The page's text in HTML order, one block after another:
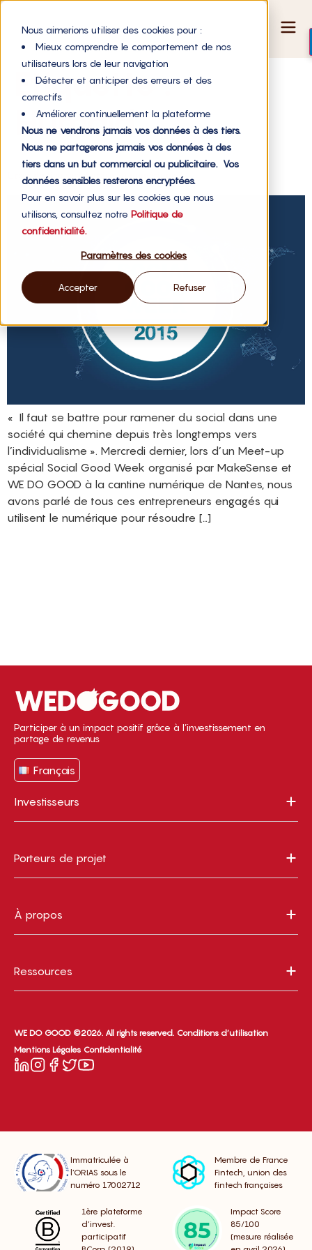
Nous aimerions utiliser des cookies pour :
Mieux comprendre le comportement de nos
utilisateurs lors de leur navigation
Détecter et anticiper des erreurs et des
correctifs
Améliorer continuellement la plateforme
Nous ne vendrons jamais vos données à des tiers.
Nous ne partagerons jamais vos données à des
tiers dans un but commercial ou publicitaire. Vos
données sensibles resterons encryptées.
Pour en savoir plus sur les cookies que nous
utilisons, consultez notre Politique de
confidentialité.
Paramètres des cookies
Accepter Refuser
Étiquette :
Humaid
Créer du lien social grâce au numérique ?
« Il faut se battre pour ramener du social dans une
société qui chemine depuis très longtemps vers
l’individualisme ». Mercredi dernier, lors d’un Meet-up
spécial Social Good Week organisé par MakeSense et
WE DO GOOD à la cantine numérique de Nantes, nous
avons parlé de tous ces entrepreneurs engagés qui
utilisent le numérique pour résoudre […]
Participer à un impact positif grâce à l’investissement en
partage de revenus
Français
Investisseurs
Porteurs de projet
À propos
Ressources
WE DO GOOD ©2026. All rights reserved. Conditions d’utilisation
Mentions Légales Confidentialité
Immatriculée à
l’ORIAS sous le
numéro 17002712
Membre de France
Fintech, union des
fintech françaises
1ère plateforme
d’invest.
participatif
Impact Score
85/100
(mesure réalisée